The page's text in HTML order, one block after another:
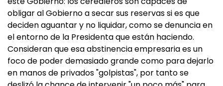
obligar al Gobierno a secar sus reservas si es que
deciden aguantar y no liquidar, como se denuncia en
el entorno de la Presidenta que están haciendo.
Consideran que esa abstinencia empresaria es un
foco de poder demasiado grande como para dejarlo
en manos de privados "golpistas", por tanto se